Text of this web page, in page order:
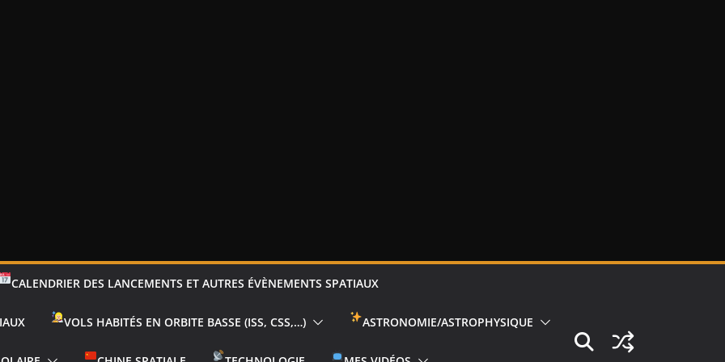
CALENDRIER DES LANCEMENTS ET AUTRES ÉVÈNEMENTS SPATIAUX
VOLS HABITÉS EN ORBITE BASSE (ISS, CSS,…) ASTRONOMIE/ASTROPHYSIQUE